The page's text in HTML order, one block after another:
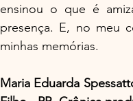
ensinou o que é
presença. E, no meu
minhas memórias.
Maria Eduarda